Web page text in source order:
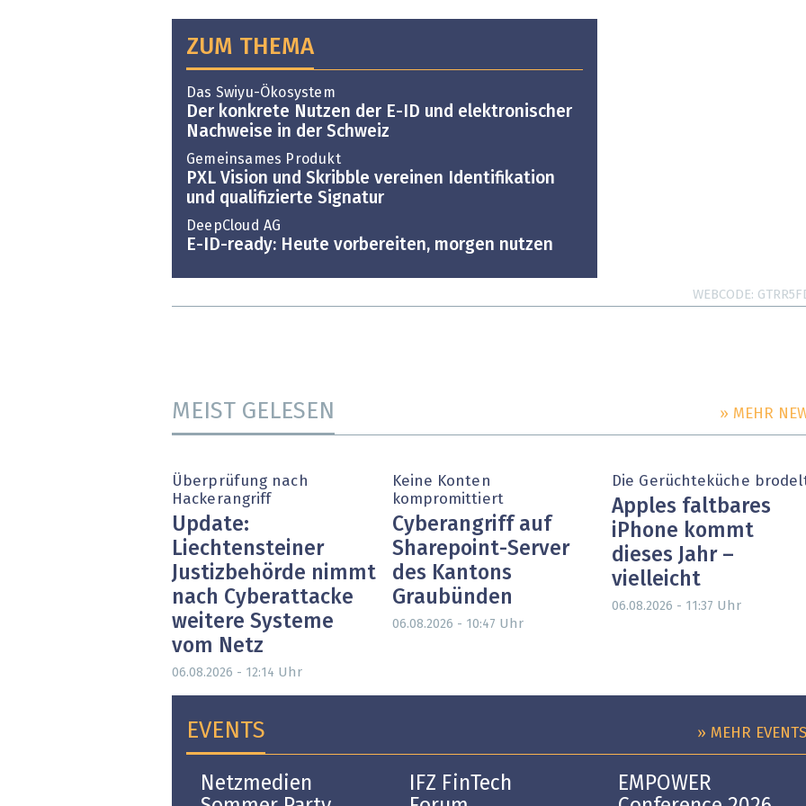
ZUM THEMA
Das Swiyu-Ökosystem
Der konkrete Nutzen der E-ID und elektronischer
Nachweise in der Schweiz
Gemeinsames Produkt
PXL Vision und Skribble vereinen Identifikation
und qualifizierte Signatur
DeepCloud AG
E-ID-ready: Heute vorbereiten, morgen nutzen
WEBCODE
MEIST GELESEN » MEHR
Überprüfung nach
Hackerangriff
Update:
Liechtensteiner
Justizbehörde nimmt
nach Cyberattacke
weitere Systeme
vom Netz
06.08.2026 - 12:14 Uhr
Keine Konten
kompromittiert
Cyberangriff auf
Sharepoint-Server
des Kantons
Graubünden
06.08.2026 - 10:47 Uhr
Die Gerüchteküche
Apples faltbares
iPhone kommt
dieses Jahr –
vielleicht
06.08.2026 - 11:37 Uhr
EVENTS » MEHR
Netzmedien
IFZ FinTech
EMPOWER